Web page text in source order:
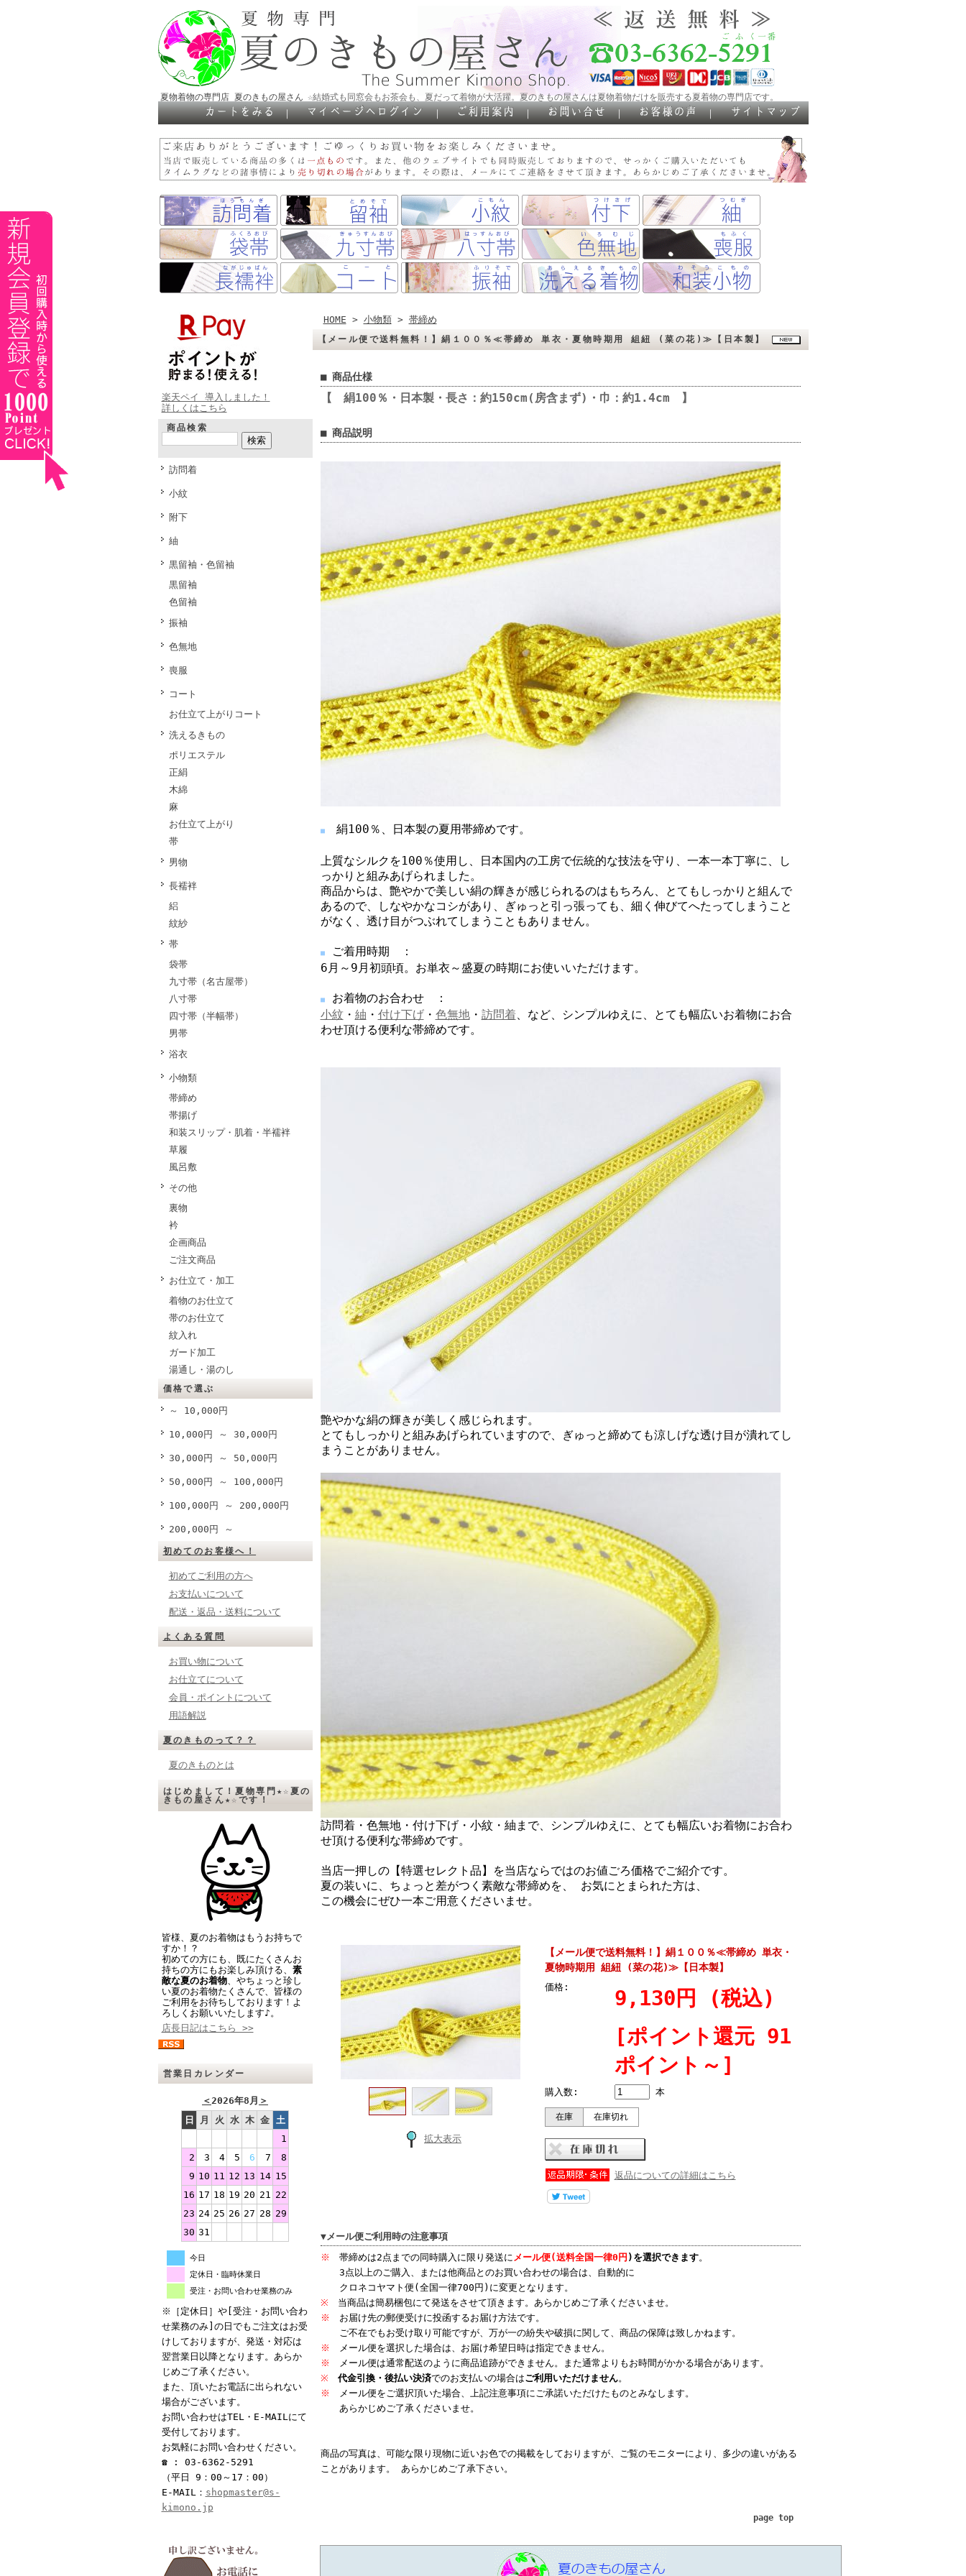
夏物着物の専門店 夏のきもの屋さん ☆結婚式も同窓会もお茶会も、夏だって着物が大活躍。夏のきもの屋さんは夏物着物だけを販売する夏着物の専門店です。
｜ ｜ ｜ ｜ ｜
楽天ペイ 導入しました！
詳しくはこちら
商品検索
訪問着
小紋
附下
紬
黒留袖・色留袖
黒留袖
色留袖
振袖
色無地
喪服
コート
お仕立て上がりコート
洗えるきもの
ポリエステル
正絹
木綿
麻
お仕立て上がり
帯
男物
長襦袢
絽
紋紗
帯
袋帯
九寸帯（名古屋帯）
八寸帯
四寸帯（半幅帯）
男帯
浴衣
小物類
帯締め
帯揚げ
和装スリップ・肌着・半襦袢
草履
風呂敷
その他
裏物
衿
企画商品
ご注文商品
お仕立て・加工
着物のお仕立て
帯のお仕立て
紋入れ
ガード加工
湯通し・湯のし
価格で選ぶ
～ 10,000円
10,000円 ～ 30,000円
30,000円 ～ 50,000円
50,000円 ～ 100,000円
100,000円 ～ 200,000円
200,000円 ～
初めてのお客様へ！
初めてご利用の方へ
お支払いについて
配送・返品・送料について
よくある質問
お買い物について
お仕立てについて
会員・ポイントについて
用語解説
夏のきものって？？
夏のきものとは
はじめまして！夏物専門★☆夏の
きもの屋さん★☆です！
皆様、夏のお着物はもうお持ちで
すか！？
初めての方にも、既にたくさんお
持ちの方にもお楽しみ頂ける、 素
敵な夏のお着物、やちょっと珍し
い夏のお着物たくさんで、皆様の
ご利用をお待ちしております！よ
ろしくお願いいたします♪。
店長日記はこちら >>
営業日カレンダー
＜2026年8月 ＞
日
月 火 水 木 金 土
1
2
3 4 5 6 7
8
9 10 11 12 13 14 15
16 17 18 19 20 21 22
23 24 25 26 27 28 29
30 31
今日
定休日・臨時休業日
受注・お問い合わせ業務のみ
※［定休日］や[受注・お問い合わ
せ業務のみ]の日でもご注文はお受
けしておりますが、発送・対応は
翌営業日以降となります。あらか
じめご了承ください。
また、頂いたお電話に出られない
場合がございます。
お問い合わせはTEL・E-MAILにて
受付しております。
お気軽にお問い合わせください。
☎ : 03-6362-5291
（平日 9：00～17：00）
E-MAIL： shopmaster@s-
kimono.jp
HOME > 小物類> 帯締め
【メール便で送料無料！】絹１００％≪帯締め 単衣・夏物時期用 組紐 (菜の花)≫【日本製】
■ 商品仕様
【 絹100％・日本製・長さ：約150cm(房含まず)・巾：約1.4cm 】
■ 商品説明
■絹100％、日本製の夏用帯締めです。
上質なシルクを100％使用し、日本国内の工房で伝統的な技法を守り、一本一本丁寧に、し
っかりと組みあげられました。
商品からは、艶やかで美しい絹の輝きが感じられるのはもちろん、とてもしっかりと組んで
あるので、しなやかなコシがあり、ぎゅっと引っ張っても、細く伸びてへたってしまうこと
がなく、透け目がつぶれてしまうこともありません。
■
ご着用時期 ：
6月～9月初頭頃。お単衣～盛夏の時期にお使いいただけます。
■
お着物のお合わせ ：
小紋・ 紬 ・ 付け下げ・ 色無地・ 訪問着、など、シンプルゆえに、とても幅広いお着物にお合
わせ頂ける便利な帯締めです。
艶やかな絹の輝きが美しく感じられます。
とてもしっかりと組みあげられていますので、ぎゅっと締めても涼しげな透け目が潰れてし
まうことがありません。
訪問着・色無地・付け下げ・小紋・紬まで、シンプルゆえに、とても幅広いお着物にお合わ
せ頂ける便利な帯締めです。
当店一押しの【特選セレクト品】を当店ならではのお値ごろ価格でご紹介です。
夏の装いに、ちょっと差がつく素敵な帯締めを、 お気にとまられた方は、
この機会にぜひ一本ご用意くださいませ。
拡大表示
【メール便で送料無料！】絹１００％≪帯締め 単衣・
夏物時期用 組紐 (菜の花)≫【日本製】
価格:
9,130円 (税込)
[ポイント還元 91
ポイント～]
購入数: 本
在庫 在庫切れ
返品についての詳細はこちら
▼メール便ご利用時の注意事項
※ 帯締めは2点までの同時購入に限り発送に メール便(送料全国一律0円 )を選択できます。
3点以上のご購入、または他商品とのお買い合わせの場合は、自動的に
クロネコヤマト便(全国一律700円)に変更となります。
※ 当商品は簡易梱包にて発送をさせて頂きます。あらかじめご了承くださいませ。
※ お届け先の郵便受けに投函するお届け方法です。
ご不在でもお受け取り可能ですが、万が一の紛失や破損に関して、商品の保障は致しかねます。
※
メール便を選択した場合は、お届け希望日時は指定できません。
※
メール便は通常配送のように商品追跡ができません。また通常よりもお時間がかかる場合があります。
※ 代金引換・後払い決済でのお支払いの場合はご利用いただけません。
※
メール便をご選択頂いた場合、上記注意事項にご承諾いただけたものとみなします。
あらかじめご了承くださいませ。
商品の写真は、可能な限り現物に近いお色での掲載をしておりますが、ご覧のモニターにより、多少の違いがある
ことがあります。 あらかじめご了承下さい。
page top